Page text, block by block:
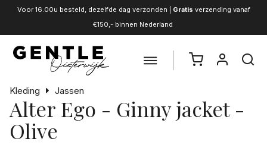
Voor 16.00u besteld, dezelfde dag verzonden | Gratis verzending vanaf
€150,- binnen Nederland
Kleding Jassen
Alter Ego - Ginny jacket -
Olive